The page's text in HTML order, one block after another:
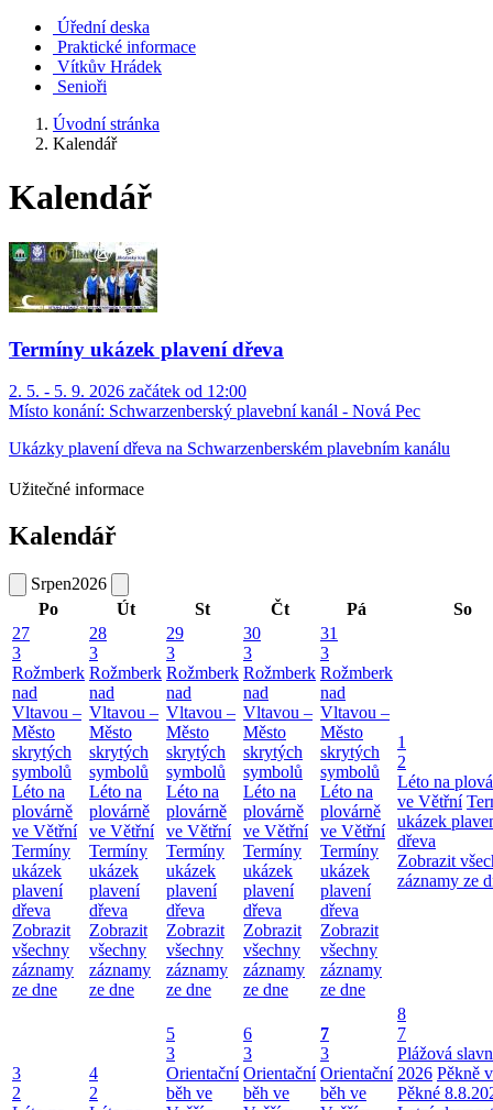
Úřední deska
Praktické informace
Vítkův Hrádek
Senioři
Úvodní stránka
Kalendář
Kalendář
Termíny ukázek plavení dřeva
2. 5. - 5. 9. 2026 začátek od 12:00
Místo konání: Schwarzenberský plavební kanál - Nová Pec
Ukázky plavení dřeva na Schwarzenberském plavebním kanálu
Užitečné informace
Kalendář
Srpen2026
Po
Út St Čt Pá
So
27
3
Rožmberk
nad
Vltavou –
Město
skrytých
symbolů
Léto na
plovárně
ve Větřní
Termíny
ukázek
plavení
dřeva
Zobrazit
všechny
záznamy
ze dne
28
3
Rožmberk
nad
Vltavou –
Město
skrytých
symbolů
Léto na
plovárně
ve Větřní
Termíny
ukázek
plavení
dřeva
Zobrazit
všechny
záznamy
ze dne
29
3
Rožmberk
nad
Vltavou –
Město
skrytých
symbolů
Léto na
plovárně
ve Větřní
Termíny
ukázek
plavení
dřeva
Zobrazit
všechny
záznamy
ze dne
30
3
Rožmberk
nad
Vltavou –
Město
skrytých
symbolů
Léto na
plovárně
ve Větřní
Termíny
ukázek
plavení
dřeva
Zobrazit
všechny
záznamy
ze dne
31
3
Rožmberk
nad
Vltavou –
Město
skrytých
symbolů
Léto na
plovárně
ve Větřní
Termíny
ukázek
plavení
dřeva
Zobrazit
všechny
záznamy
ze dne
1
2
Léto na
ve Větřní
ukázek
dřeva
Zobrazit
záznamy ze
3
2
4
2
5
3
Orientační
běh ve
6
3
Orientační
běh ve
7
3
Orientační
běh ve
8
7
Plážová
2026 Pěkně v
Pěkné